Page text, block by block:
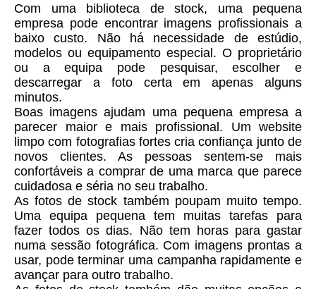
Com uma biblioteca de stock, uma pequena
empresa pode encontrar imagens profissionais a
baixo custo. Não há necessidade de estúdio,
modelos ou equipamento especial. O proprietário
ou a equipa pode pesquisar, escolher e
descarregar a foto certa em apenas alguns
minutos.
Boas imagens ajudam uma pequena empresa a
parecer maior e mais profissional. Um website
limpo com fotografias fortes cria confiança junto de
novos clientes. As pessoas sentem-se mais
confortáveis a comprar de uma marca que parece
cuidadosa e séria no seu trabalho.
As fotos de stock também poupam muito tempo.
Uma equipa pequena tem muitas tarefas para
fazer todos os dias. Não tem horas para gastar
numa sessão fotográfica. Com imagens prontas a
usar, pode terminar uma campanha rapidamente e
avançar para outro trabalho.